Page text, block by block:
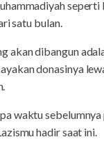
satu bulan.
dibangun
donasinya
waktu
hadir saat ini.